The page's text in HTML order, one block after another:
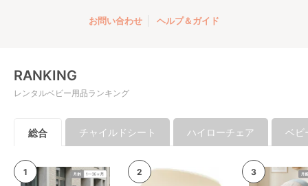
お問い合わせ ヘルプ＆ガイド
RANKING
レンタルベビー用品ランキング
総合 チャイルドシート ハイローチェア ベビ